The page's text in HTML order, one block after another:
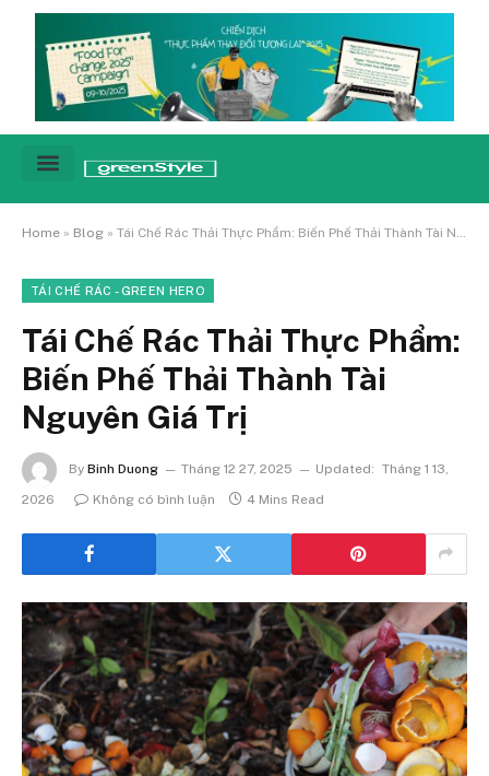
Home » Blog » Tái Chế Rác Thải Thực Phẩm: Biến Phế Thải Thành Tài Nguyên Giá Trị
TÁI CHẾ RÁC - GREEN HERO
Tái Chế Rác Thải Thực Phẩm:
Biến Phế Thải Thành Tài
Nguyên Giá Trị
By Binh Duong Tháng 12 27, 2025 Updated: Tháng 1 13,
2026
Không có bình luận 4 Mins Read